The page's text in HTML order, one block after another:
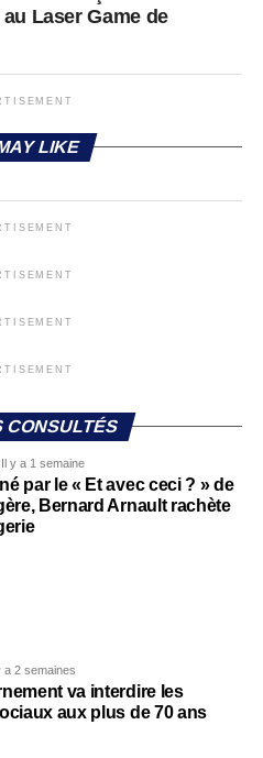
Laser Game de
LIKE
CONSULTÉS
Il y a 1 semaine
par le « Et avec ceci ? » de
Bernard Arnault rachète
a 2 semaines
va interdire les
aux plus de 70 ans